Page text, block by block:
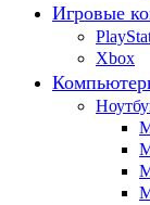
Игровые
Xbox